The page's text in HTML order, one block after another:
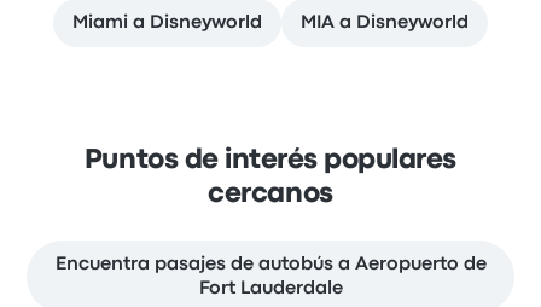
Miami a Disneyworld MIA a Disneyworld
Puntos de interés populares
cercanos
Encuentra pasajes de autobús a Aeropuerto de
Fort Lauderdale